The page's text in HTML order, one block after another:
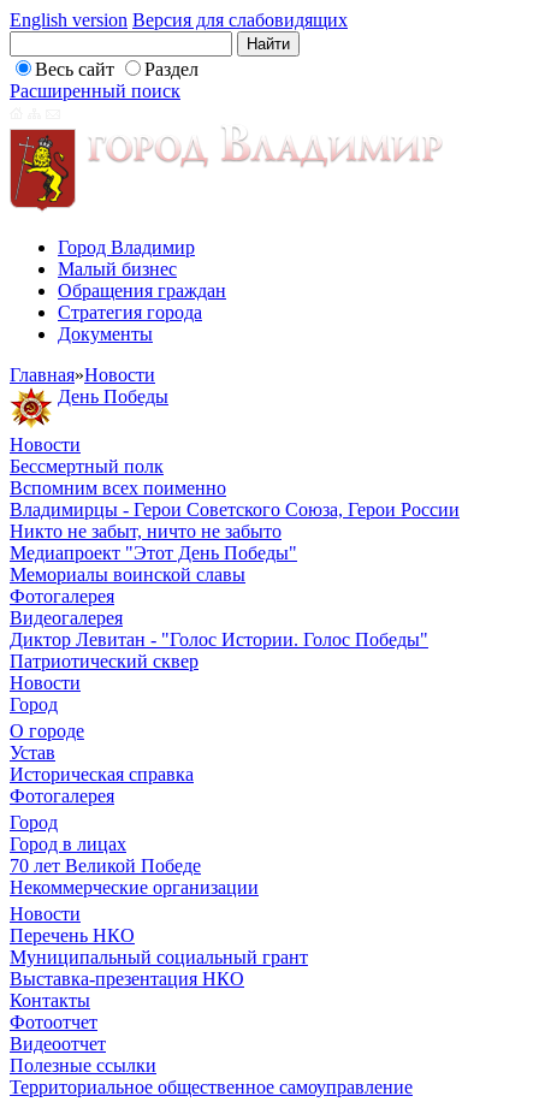
English version Версия для слабовидящих
Весь сайт
Раздел
Расширенный поиск
Город Владимир
Малый бизнес
Обращения граждан
Стратегия города
Документы
Главная»Новости
День Победы
Новости
Бессмертный полк
Вспомним всех поименно
Владимирцы - Герои Советского Союза, Герои России
Никто не забыт, ничто не забыто
Медиапроект "Этот День Победы"
Мемориалы воинской славы
Фотогалерея
Видеогалерея
Диктор Левитан - "Голос Истории. Голос Победы"
Патриотический сквер
Новости
Город
О городе
Устав
Историческая справка
Фотогалерея
Город
Город в лицах
70 лет Великой Победе
Некоммерческие организации
Новости
Перечень НКО
Муниципальный социальный грант
Выставка-презентация НКО
Контакты
Фотоотчет
Видеоотчет
Полезные ссылки
Территориальное общественное самоуправление